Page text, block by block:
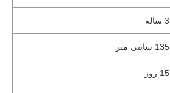
3 ساله
135 سانتی متر
15 روز